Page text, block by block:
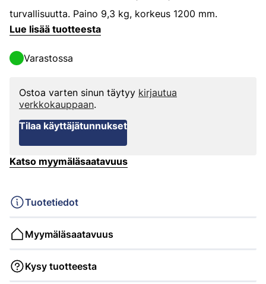
turvallisuutta. Paino 9,3 kg, korkeus 1200 mm.
Lue lisää tuotteesta
Varastossa
Ostoa varten sinun täytyy kirjautua
verkkokauppaan.
Tilaa käyttäjätunnukset
Katso myymäläsaatavuus
Tuotetiedot
Myymäläsaatavuus
Kysy tuotteesta